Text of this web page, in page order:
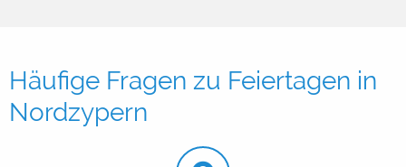
Häufige Fragen zu Feiertagen in
Nordzypern